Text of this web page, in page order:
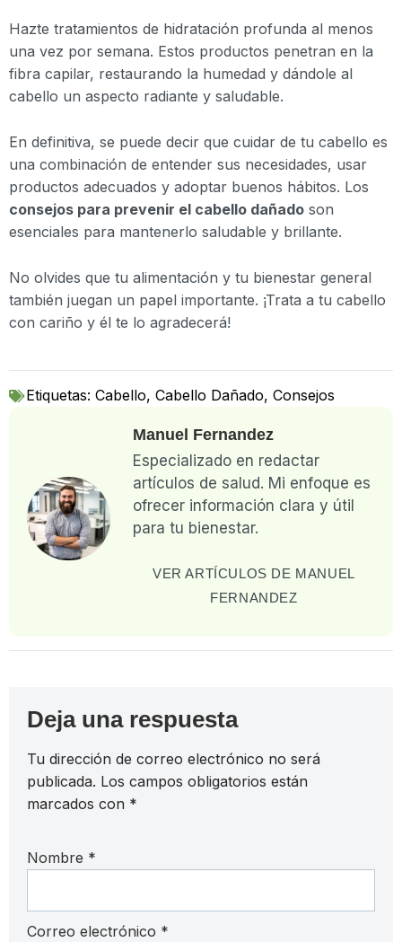
Hazte tratamientos de hidratación profunda al menos
una vez por semana. Estos productos penetran en la
fibra capilar, restaurando la humedad y dándole al
cabello un aspecto radiante y saludable.
En definitiva, se puede decir que cuidar de tu cabello es
una combinación de entender sus necesidades, usar
productos adecuados y adoptar buenos hábitos. Los
consejos para prevenir el cabello dañado son
esenciales para mantenerlo saludable y brillante.
No olvides que tu alimentación y tu bienestar general
también juegan un papel importante. ¡Trata a tu cabello
con cariño y él te lo agradecerá!
Etiquetas: Cabello, Cabello Dañado, Consejos
Manuel Fernandez
Especializado en redactar
artículos de salud. Mi enfoque es
ofrecer información clara y útil
para tu bienestar.
VER ARTÍCULOS DE MANUEL
FERNANDEZ
Deja una respuesta
Tu dirección de correo electrónico no será
publicada. Los campos obligatorios están
marcados con *
Nombre *
Correo electrónico *